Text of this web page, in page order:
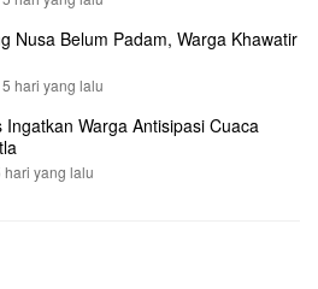
Nusa Belum Padam, Warga Khawatir
5 hari yang lalu
Warga Antisipasi Cuaca
hari yang lalu